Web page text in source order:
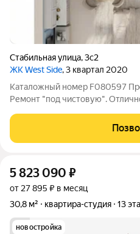
Стабильная улица,3с2
ЖК West Side, 3 квартал 2020
Каталожный номер F080597 Продам студию в Вест Сайде.
Ремонт "под чистовую".
15 из 25 (окна выходят во
Выполнена разводка
5 823 090 ₽
от 27 895 ₽ в месяц
30,8 м²
квартира-студия 13
новостройка